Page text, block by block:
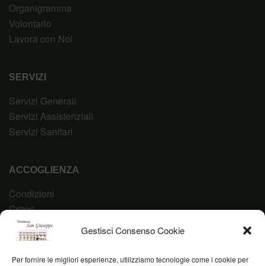
Gestisci Consenso Cookie
Per fornire le migliori esperienze, utilizziamo tecnologie come i cookie per
Organigramma
Volontario
Lavora con Noi
SERVIZI
Servizi Generali
Servizi Assistenziali
Servizi Sanitari
ACCOGLIENZA
Condizioni
Criteri
Domanda
Codice Etico